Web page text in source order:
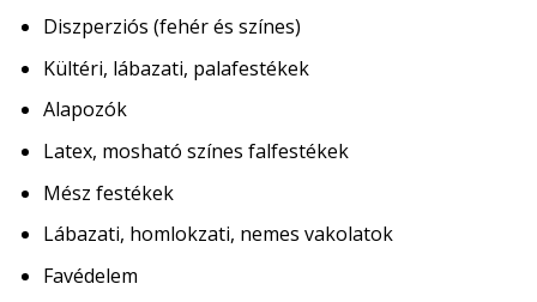
Diszperziós (fehér és színes)
Kültéri, lábazati, palafestékek
Alapozók
Latex, mosható színes falfestékek
Mész festékek
Lábazati, homlokzati, nemes vakolatok
Favédelem